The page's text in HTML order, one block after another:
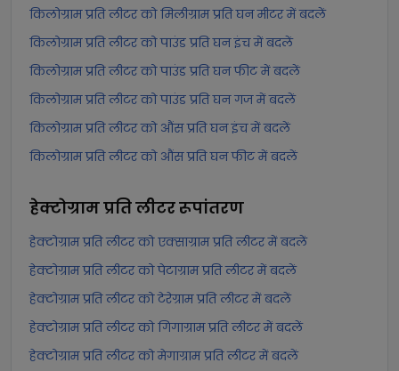
किलोग्राम प्रति लीटर को मिलीग्राम प्रति घन मीटर में बदलें
किलोग्राम प्रति लीटर को पाउंड प्रति घन इंच में बदलें
किलोग्राम प्रति लीटर को पाउंड प्रति घन फीट में बदलें
किलोग्राम प्रति लीटर को पाउंड प्रति घन गज में बदलें
किलोग्राम प्रति लीटर को औंस प्रति घन इंच में बदलें
किलोग्राम प्रति लीटर को औंस प्रति घन फीट में बदलें
हेक्टोग्राम प्रति लीटररूपांतरण
हेक्टोग्राम प्रति लीटर को एक्साग्राम प्रति लीटर में बदलें
हेक्टोग्राम प्रति लीटर को पेटाग्राम प्रति लीटर में बदलें
हेक्टोग्राम प्रति लीटर को टेरेग्राम प्रति लीटर में बदलें
हेक्टोग्राम प्रति लीटर को गिगाग्राम प्रति लीटर में बदलें
हेक्टोग्राम प्रति लीटर को मेगाग्राम प्रति लीटर में बदलें